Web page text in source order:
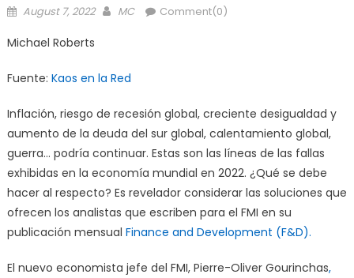
Posted
August 7, 2022 Author
MC Comment(0)
Michael Roberts
Fuente: Kaos en la Red
Inflación, riesgo de recesión global, creciente desigualdad y
aumento de la deuda del sur global, calentamiento global,
guerra… podría continuar. Estas son las líneas de las fallas
exhibidas en la economía mundial en 2022. ¿Qué se debe
hacer al respecto? Es revelador considerar las soluciones que
ofrecen los analistas que escriben para el FMI en su
publicación mensual Finance and Development (F&D).
El nuevo economista jefe del FMI, Pierre-Oliver Gourinchas,